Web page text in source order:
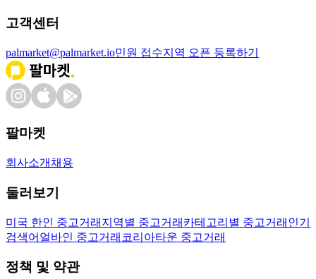
고객센터
palmarket@palmarket.io민원 접수지역 오픈 등록하기
팔마켓
회사소개 채용
둘러보기
미국 한인 중고거래 지역별 중고거래 카테고리별 중고거래 인기
검색어 얼바인 중고거래 코리아타운 중고거래
정책 및 약관